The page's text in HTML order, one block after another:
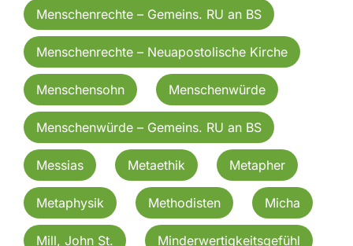
Menschenrechte – Gemeins. RU an BS
Menschenrechte – Neuapostolische Kirche
Menschensohn Menschenwürde
Menschenwürde – Gemeins. RU an BS
Messias Metaethik Metapher
Metaphysik Methodisten Micha
Mill, John St. Minderwertigkeitsgefühl